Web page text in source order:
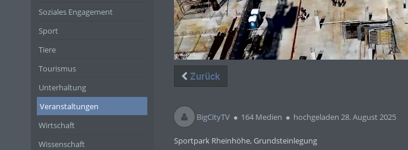
Soziales Engagement
Sport
Tiere
Tourismus
Unterhaltung
Veranstaltungen
Wirtschaft
Wissenschaft
Zurück
BigCityTV 164 Medien hochgeladen 28. August 2025
Sportpark Rheinhöhe, Grundsteinlegung